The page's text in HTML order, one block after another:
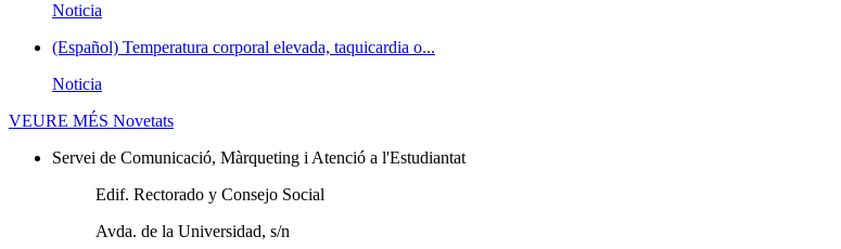
Noticia
(Español) Temperatura corporal elevada, taquicardia o...
Noticia
VEURE MÉS Novetats
Servei de Comunicació, Màrqueting i Atenció a l'Estudiantat
Edif. Rectorado y Consejo Social
Avda. de la Universidad, s/n